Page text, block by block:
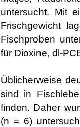
untersucht. Mit
Frischgewicht
Fischproben
für Dioxine, dl-
Üblicherweise
sind in
finden. Daher
(n = 6)